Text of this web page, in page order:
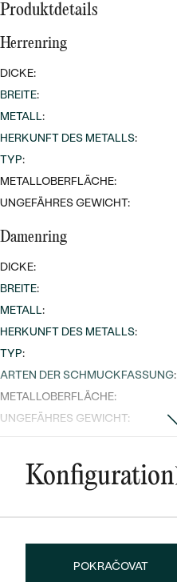
Produktdetails
Herrenring
DICKE:
BREITE:
METALL:
HERKUNFT DES METALLS:
TYP:
METALLOBERFLÄCHE:
UNGEFÄHRES GEWICHT:
Damenring
DICKE:
BREITE:
METALL:
HERKUNFT DES METALLS:
TYP:
ARTEN DER SCHMUCKFASSUNG:
METALLOBERFLÄCHE:
UNGEFÄHRES GEWICHT:
ABMESSUNGEN:
Konfiguration
POKRAČOVAT